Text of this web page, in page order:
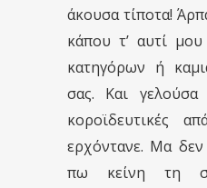
άκουσα τίποτα!
κάπου τ’ αυτί
κατηγόρων ή
σας. Και
κοροϊδευτικές
ερχόντανε. Μα
πω κείνη τη